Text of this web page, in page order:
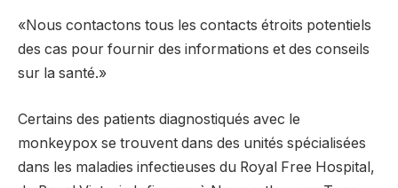
«Nous contactons tous les contacts étroits potentiels
des cas pour fournir des informations et des conseils
sur la santé.»
Certains des patients diagnostiqués avec le
monkeypox se trouvent dans des unités spécialisées
dans les maladies infectieuses du Royal Free Hospital,